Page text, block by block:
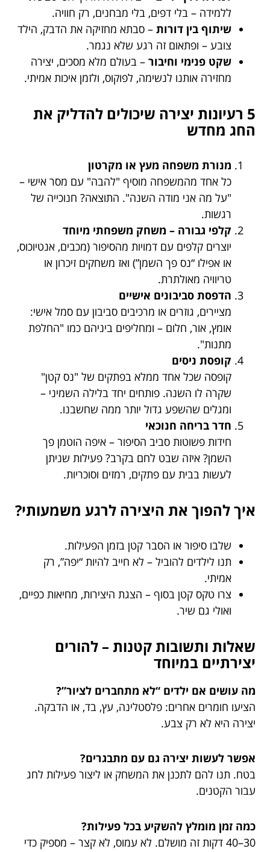
ללמידה – בלי דפים, בלי מבחנים, רק חוויה.
שיתוף בין דורות – סבתא מחזיקה את הדבק, הילד
צובע – ופתאום זה רגע שלא נגמר.
שקט פנימי וחיבור – בעולם מלא מסכים, יצירה
מחזירה אותנו לנשימה, לפוקוס, ולזמן איכות אמיתי.
5 רעיונות יצירה שיכולים להדליק את
החג מחדש
מנורת משפחה מעץ או מקרטון
כל אחד מהמשפחה מוסיף "להבה" עם מסר אישי –
"על מה אני מודה השנה". התוצאה? חנוכייה של
רגשות.
קלפי גבורה – משחק משפחתי מיוחד
יוצרים קלפים עם דמויות מהסיפור (מכבים, אנטיוכוס,
או אפילו “נס פך השמן”) ואז משחקים זיכרון או
טריוויה מאולתרת.
הדפסת סביבונים אישיים
מציירים, גוזרים או מרכיבים סביבון עם סמל אישי:
אומץ, אור, חלום – ומחליפים ביניהם כמו "החלפת
מתנות".
קופסת ניסים
קופסה שכל אחד ממלא בפתקים של "נס קטן"
שקרה לו השנה. פותחים יחד בלילה השמיני –
ומגלים שהשפע גדול יותר ממה שחשבנו.
חדר בריחה חנוכאי
חידות פשוטות סביב הסיפור – איפה הוטמן פך
השמן? איזה שבט לחם בקרב? פעילות שניתן
לעשות בבית עם פתקים, רמזים וסוכריות.
איך להפוך את היצירה לרגע משמעותי?
שלבו סיפור או הסבר קטן בזמן הפעילות.
תנו לילדים להוביל – לא חייב להיות “יפה”, רק
אמיתי.
צרו טקס קטן בסוף – הצגת היצירות, מחיאות כפיים,
ואולי גם שיר.
שאלות ותשובות קטנות – להורים
יצירתיים במיוחד
מה עושים אם ילדים “לא מתחברים לציור”?
הציעו חומרים אחרים: פלסטלינה, עץ, בד, או הדבקה.
יצירה היא לא רק צבע.
אפשר לעשות יצירה גם עם מתבגרים?
בטח. תנו להם לתכנן את המשחק או ליצור פעילות לחג
עבור הקטנים.
כמה זמן מומלץ להשקיע בכל פעילות?
30–40 דקות זה מושלם. לא עמוס, לא קצר – מספיק כדי